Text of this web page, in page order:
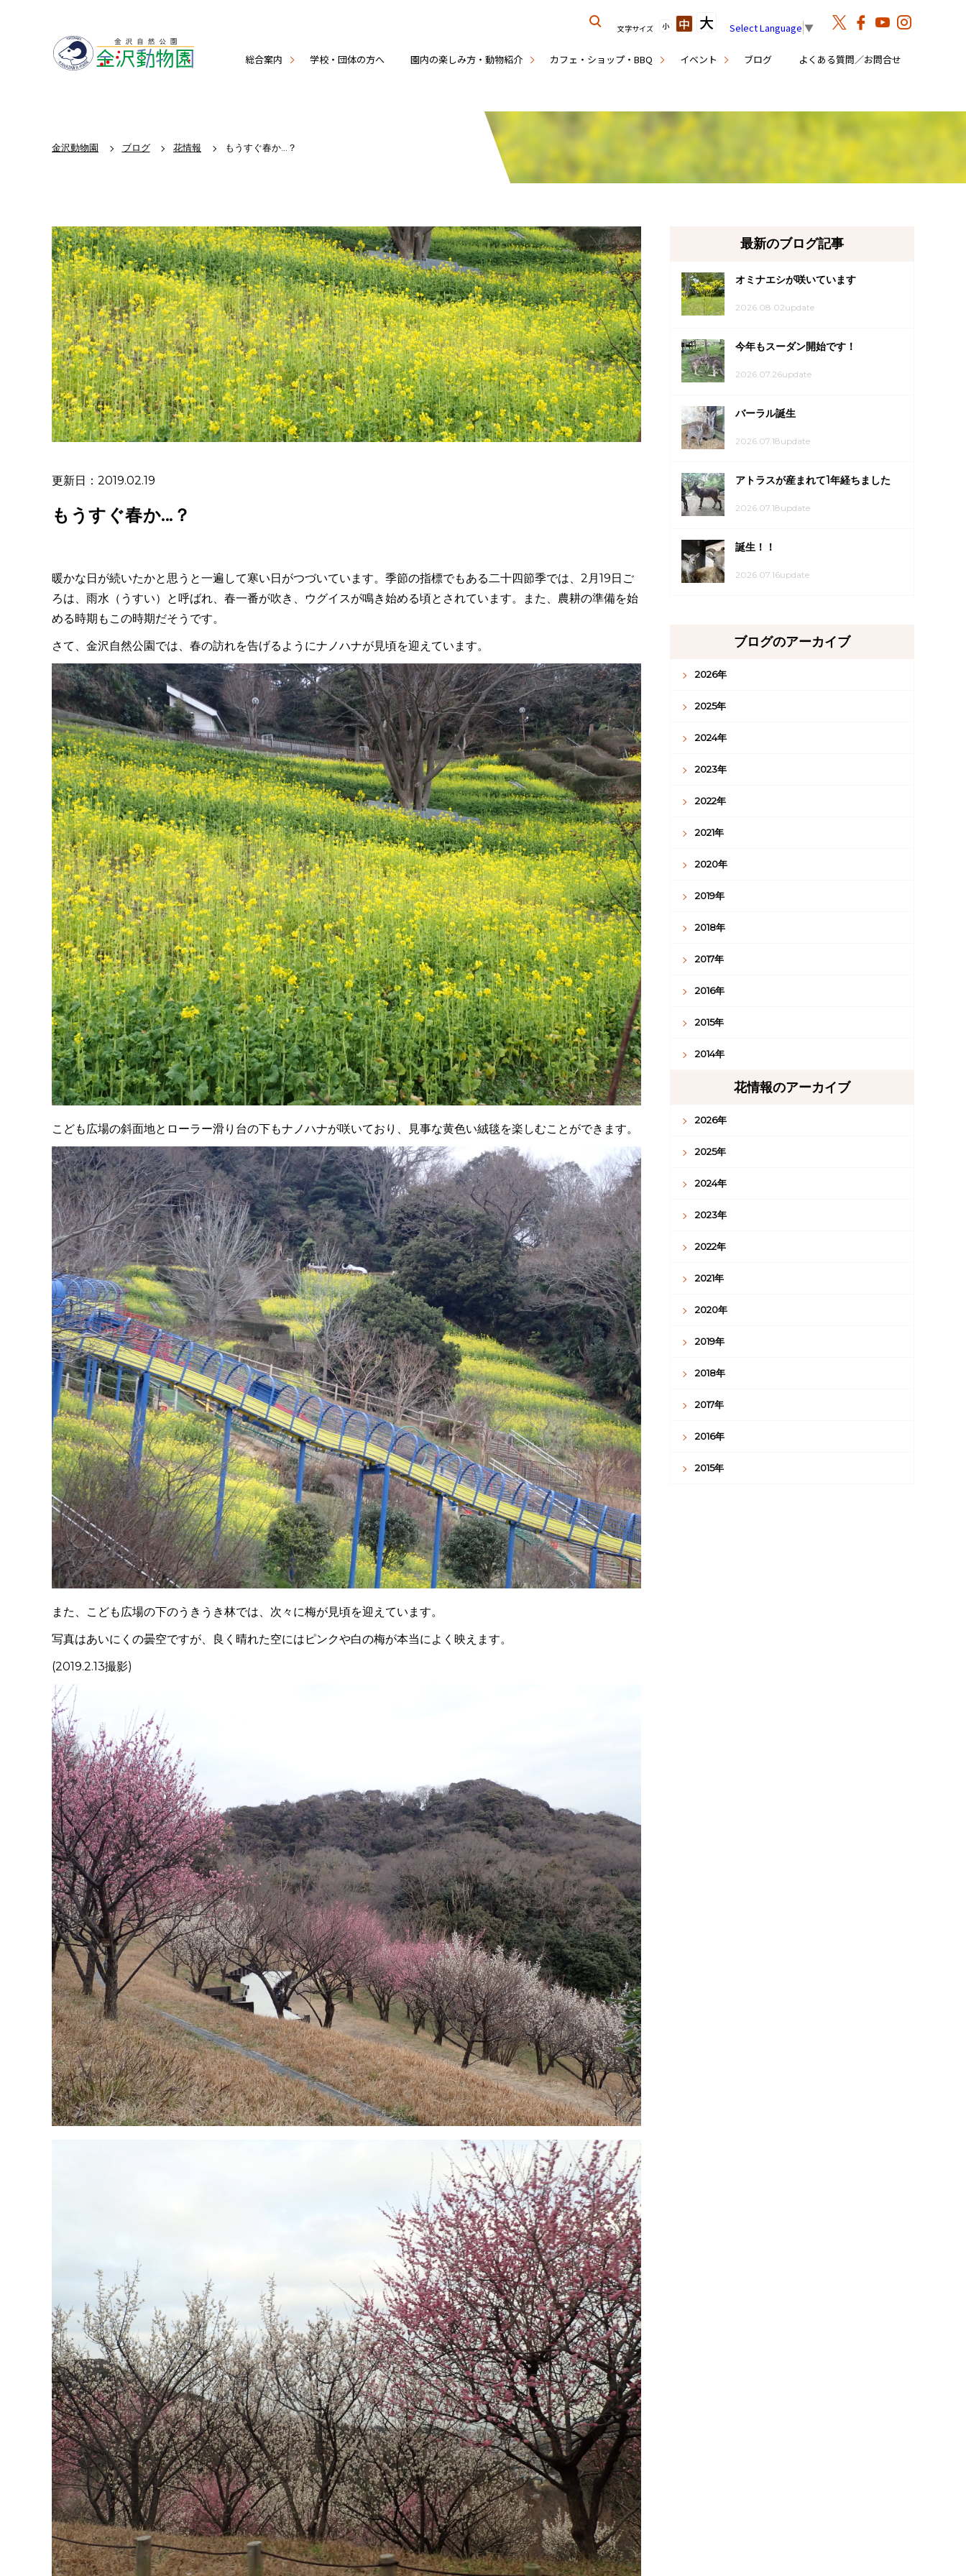
総合案内 学校・団体の方へ 園内の楽しみ方・動物紹介 カフェ・ショップ・BBQ イベント ブログ よくある質問／お問合せ
文字サイズ 小 中 大 Select Language ▼
金沢動物園 ブログ 花情報 もうすぐ春か...？
更新日：2019.02.19
もうすぐ春か...？
暖かな日が続いたかと思うと一遍して寒い日がつづいています。季節の指標でもある二十四節季では、2月19日ご
ろは、雨水（うすい）と呼ばれ、春一番が吹き、ウグイスが鳴き始める頃とされています。また、農耕の準備を始
める時期もこの時期だそうです。
さて、金沢自然公園では、春の訪れを告げるようにナノハナが見頃を迎えています。
こども広場の斜面地とローラー滑り台の下もナノハナが咲いており、見事な黄色い絨毯を楽しむことができます。
また、こども広場の下のうきうき林では、次々に梅が見頃を迎えています。
写真はあいにくの曇空ですが、良く晴れた空にはピンクや白の梅が本当によく映えます。
(2019.2.13撮影)
最新のブログ記事
オミナエシが咲いています
2026.08.02update
今年もスーダン開始です！
2026.07.26update
バーラル誕生
2026.07.18update
アトラスが産まれて1年経ちました
2026.07.18update
誕生！！
2026.07.16update
ブログのアーカイブ
2026年
2025年
2024年
2023年
2022年
2021年
2020年
2019年
2018年
2017年
2016年
2015年
2014年
花情報のアーカイブ
2026年
2025年
2024年
2023年
2022年
2021年
2020年
2019年
2018年
2017年
2016年
2015年